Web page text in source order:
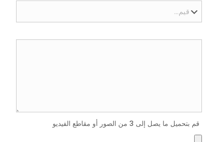
قم بتحميل ما يصل إلى 3 من الصور أو مقاطع الفيديو